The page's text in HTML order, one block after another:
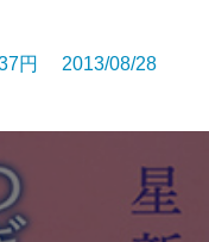
円 2013/08/28